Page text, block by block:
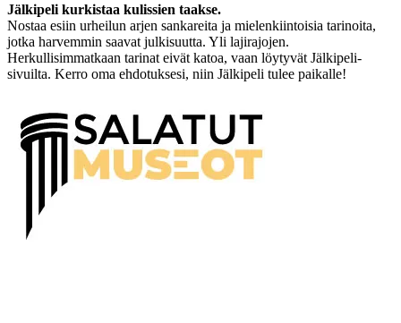
Jälkipeli kurkistaa kulissien taakse.
Nostaa esiin urheilun arjen sankareita ja mielenkiintoisia tarinoita,
jotka harvemmin saavat julkisuutta. Yli lajirajojen.
Herkullisimmatkaan tarinat eivät katoa, vaan löytyvät Jälkipeli-
sivuilta. Kerro oma ehdotuksesi, niin Jälkipeli tulee paikalle!